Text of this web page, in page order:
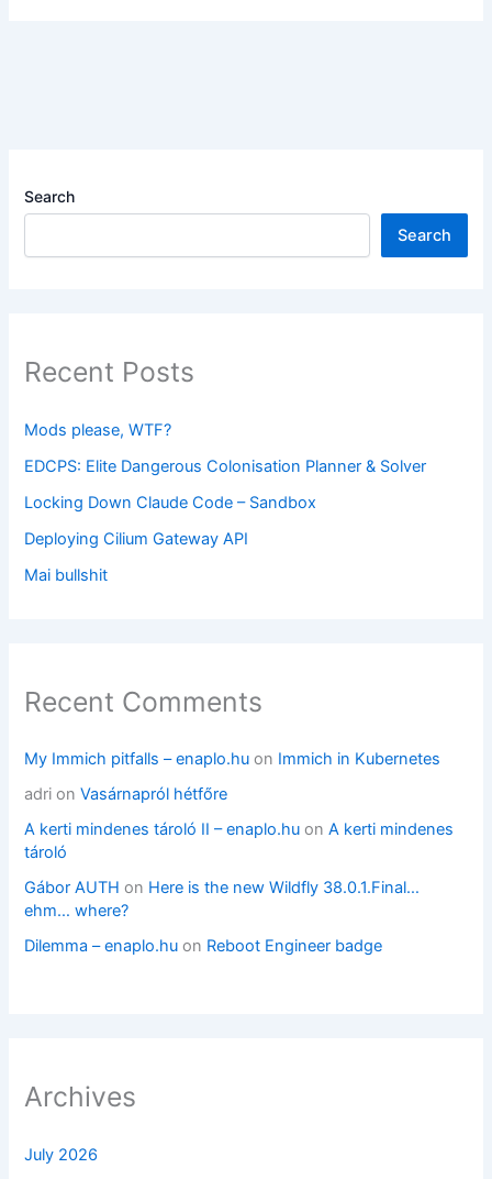
Search
Search
Recent Posts
Mods please, WTF?
EDCPS: Elite Dangerous Colonisation Planner & Solver
Locking Down Claude Code – Sandbox
Deploying Cilium Gateway API
Mai bullshit
Recent Comments
My Immich pitfalls – enaplo.hu on Immich in Kubernetes
adri onVasárnapról hétfőre
A kerti mindenes tároló II – enaplo.hu onA kerti mindenes
tároló
Gábor AUTH on Here is the new Wildfly 38.0.1.Final…
ehm… where?
Dilemma – enaplo.hu on Reboot Engineer badge
Archives
July 2026